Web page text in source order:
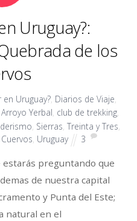
Uruguay?:
de los
en Uruguay?, Diarios de Viaje,
Arroyo Yerbal, club de trekking,
, Sierras, Treinta y Tres,
, Uruguay 3
estarás preguntando que
de nuestra capital
y Punta del Este;
natural en el